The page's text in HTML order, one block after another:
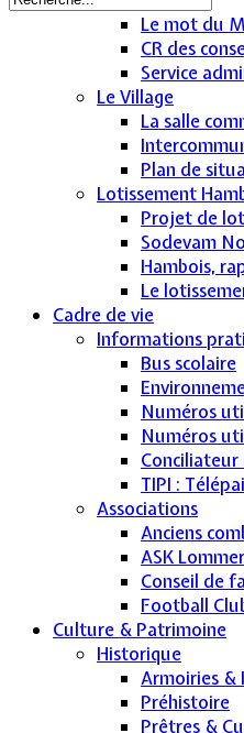
Le mot du
CR des
Service
Le Village
La salle
Plan de
Lotissement
Projet de
Sodevam
Hambois,
Le
Cadre de vie
Informations
Bus scolaire
Numéros
Numéros
TIPI :
Associations
Anciens
ASK
Conseil de
Football
Culture & Patrimoine
Historique
Armoiries &
Préhistoire
Prêtres &